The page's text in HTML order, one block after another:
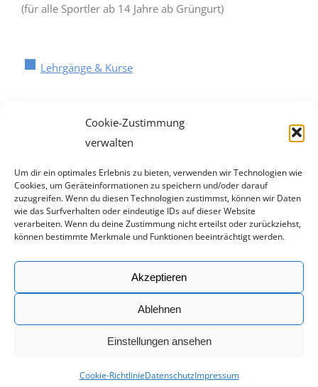
Cookie-Zustimmung
verwalten
Um dir ein optimales Erlebnis zu bieten, verwenden wir Technologien wie
Cookies, um Geräteinformationen zu speichern und/oder darauf
zuzugreifen. Wenn du diesen Technologien zustimmst, können wir Daten
wie das Surfverhalten oder eindeutige IDs auf dieser Website
verarbeiten. Wenn du deine Zustimmung nicht erteilst oder zurückziehst,
können bestimmte Merkmale und Funktionen beeinträchtigt werden.
Akzeptieren
Ablehnen
Einstellungen ansehen
Cookie-RichtlinieDatenschutzImpressum
(für alle Sportler ab 14 Jahre ab Grüngurt)
Lehrgänge & Kurse
Rechtliches
Impressum